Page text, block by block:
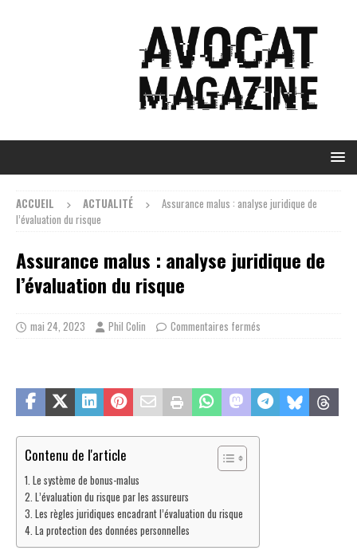
ACCUEIL ACTUALITÉ
Assurance malus : analyse juridique de
l’évaluation du risque
Assurance malus : analyse juridique de
l’évaluation du risque
mai 24, 2023 Phil Colin Commentaires fermés
Contenu de l'article
Le système de bonus-malus
L’évaluation du risque par les assureurs
Les règles juridiques encadrant l’évaluation du risque
La protection des données personnelles